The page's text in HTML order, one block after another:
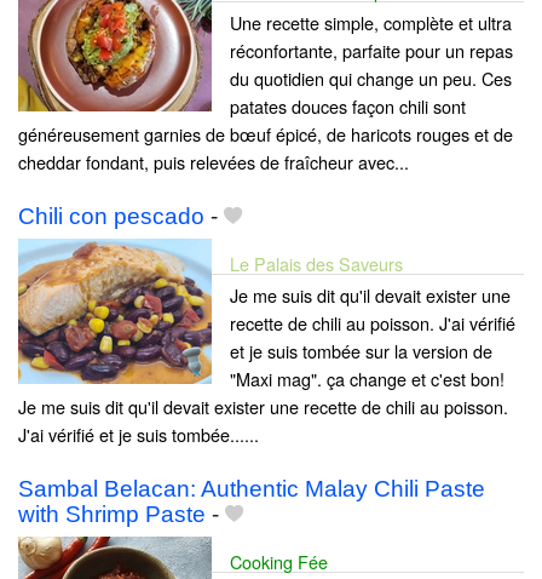
Une recette simple, complète et ultra
réconfortante, parfaite pour un repas
du quotidien qui change un peu. Ces
patates douces façon chili sont
généreusement garnies de bœuf épicé, de haricots rouges et de
cheddar fondant, puis relevées de fraîcheur avec...
Chili con pescado -
Le Palais des Saveurs
Je me suis dit qu'il devait exister une
recette de chili au poisson. J'ai vérifié
et je suis tombée sur la version de
"Maxi mag". ça change et c'est bon!
Je me suis dit qu'il devait exister une recette de chili au poisson.
J'ai vérifié et je suis tombée......
Sambal Belacan: Authentic Malay Chili Paste
with Shrimp Paste -
Cooking Fée